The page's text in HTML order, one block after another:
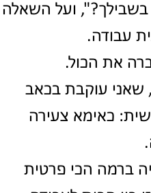
ועל השאלה
עבודה.
את הכול.
שאני עוקבת בכאב
כאימא צעירה
של אולם החתונות בחודש מאי 2001, היה ברמה הכי פרטית